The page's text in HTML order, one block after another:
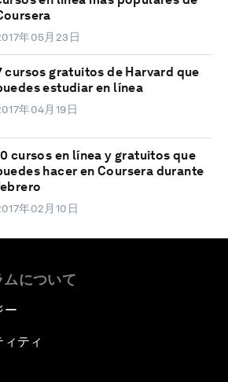
年05月23日
cursos gratuitos de Harvard que
estudiar en línea
年04月19日
cursos en línea y gratuitos que
hacer en Coursera durante
年02月10日
について
ー
ティ